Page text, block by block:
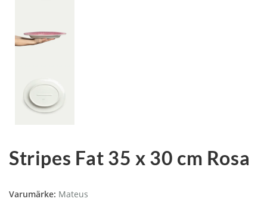
Stripes Fat 35 x 30 cm Rosa
Varumärke: Mateus